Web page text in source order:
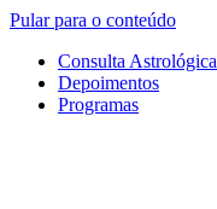
Pular para o conteúdo
Consulta Astrológica
Depoimentos
Programas